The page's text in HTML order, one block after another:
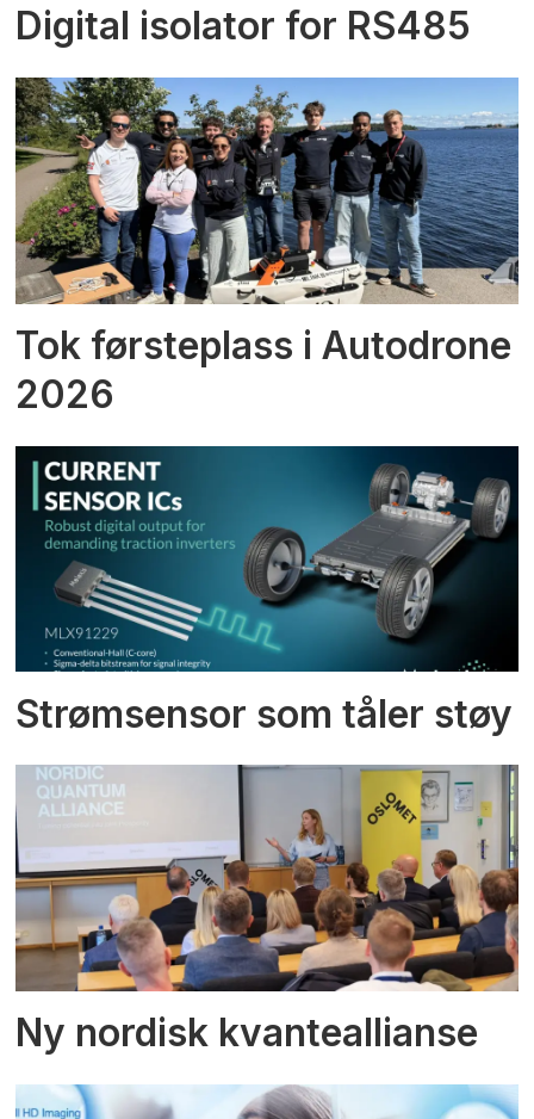
Digital isolator for RS485
Tok førsteplass i Autodrone
2026
Strømsensor som tåler støy
Ny nordisk kvanteallianse